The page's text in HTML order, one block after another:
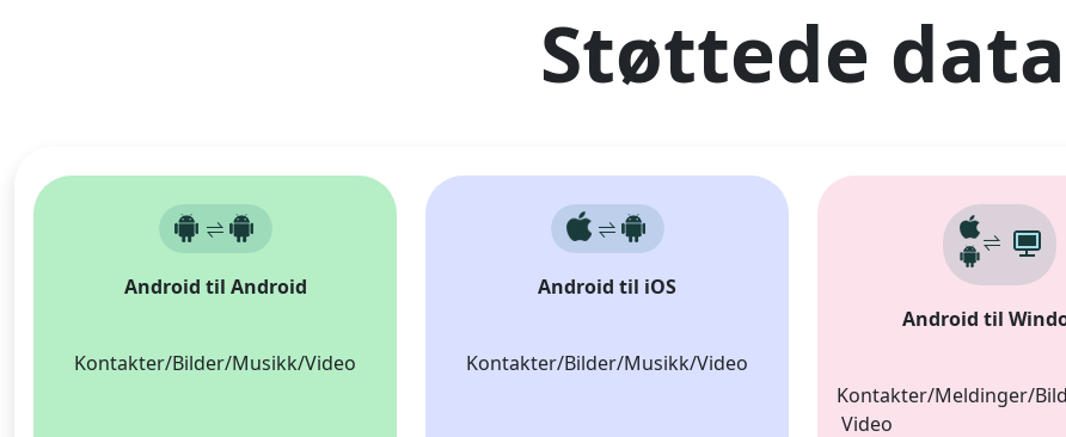
Støttede data
Android til Android
Kontakter/Bilder/Musikk/Video
Android til iOS
Kontakter/Bilder/Musikk/Video
Android til
Kontakter/Meldinger/
Video